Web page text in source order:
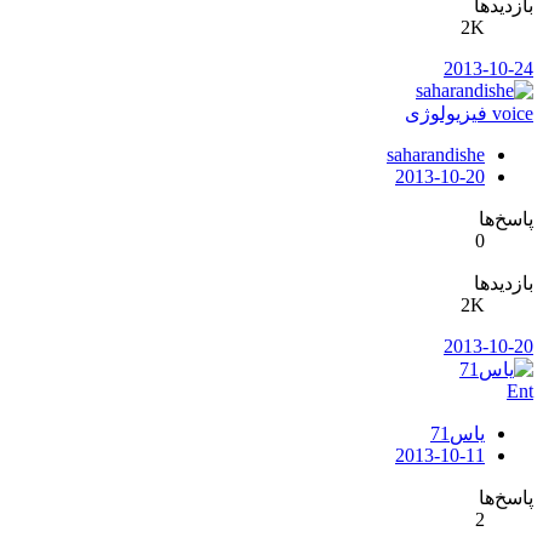
بازدیدها
2K
2013-10-24
voice فیزیولوژی
saharandishe
2013-10-20
پاسخ‌ها
0
بازدیدها
2K
2013-10-20
Ent
یاس71
2013-10-11
پاسخ‌ها
2